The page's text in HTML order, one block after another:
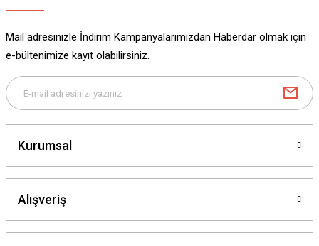
Bu ürüne benzer farklı alternatifler olmalı.
Mail adresinizle İndirim Kampanyalarımızdan Haberdar olmak için
e-bültenimize kayıt olabilirsiniz.
Kurumsal
Alışveriş